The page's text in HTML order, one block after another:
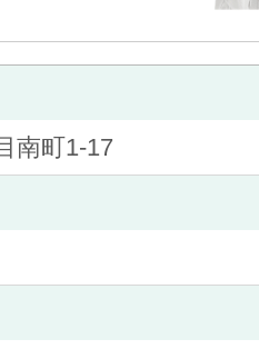
南町1-17